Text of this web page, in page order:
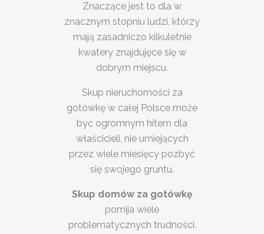
Znaczące jest to dla w
znacznym stopniu ludzi, którzy
mają zasadniczo kilkuletnie
kwatery znajdujęce się w
dobrym miejscu.
Skup nieruchomości za
gotówkę w całej Polsce może
być ogromnym hitem dla
właścicieli, nie umiejących
przez wiele miesięcy pozbyć
się swojego gruntu.
Skup domów za gotówkę
pomija wiele
problematycznych trudności.